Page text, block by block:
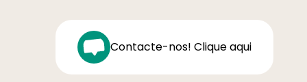
os grandescardose as
verbascos híbridos.
Consulte o nosso artigo
"Buglossa, Anchusa:
Contacte-nos! Clique aqui